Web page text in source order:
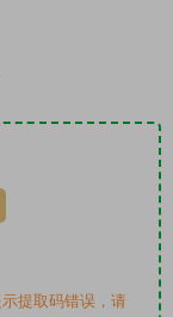
提取码错误，请